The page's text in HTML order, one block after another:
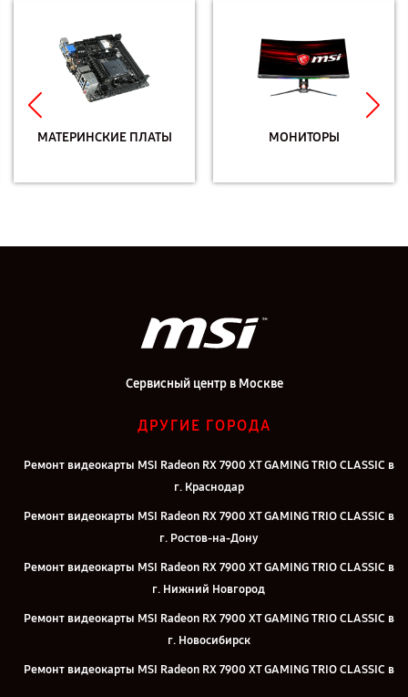
МАТЕРИНСКИЕ ПЛАТЫ МОНИТОРЫ
Сервисный центр в Москве
ДРУГИЕ ГОРОДА
Ремонт видеокарты MSI Radeon RX 7900 XT GAMING TRIO CLASSIC в
г. Краснодар
Ремонт видеокарты MSI Radeon RX 7900 XT GAMING TRIO CLASSIC в
г. Ростов-на-Дону
Ремонт видеокарты MSI Radeon RX 7900 XT GAMING TRIO CLASSIC в
г. Нижний Новгород
Ремонт видеокарты MSI Radeon RX 7900 XT GAMING TRIO CLASSIC в
г. Новосибирск
Ремонт видеокарты MSI Radeon RX 7900 XT GAMING TRIO CLASSIC в